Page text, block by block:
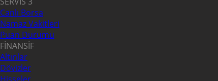
Canlı Borsa
Namaz Vakitleri
Puan Durumu
FİNANSİF
Altınlar
Dövizler